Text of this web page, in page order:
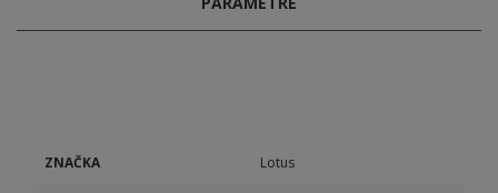
ZNAČKA Lotus